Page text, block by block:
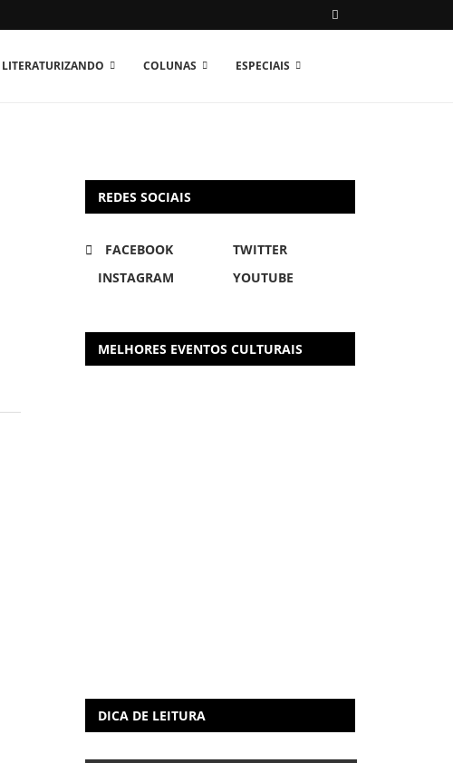
LITERATURIZANDO COLUNAS ESPECIAIS
REDES SOCIAIS
FACEBOOK
TWITTER
INSTAGRAM
YOUTUBE
MELHORES EVENTOS CULTURAIS
DICA DE LEITURA